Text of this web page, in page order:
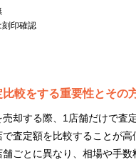
刻印確認
較をする重要性とその
却する際、1店舗だけで査
で査定額を比較することが
ごとに異なり、相場や手